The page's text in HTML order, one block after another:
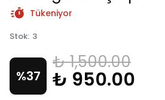
Tükeniyor
Stok: 3
%37
₺ 1,500.00
₺ 950.00